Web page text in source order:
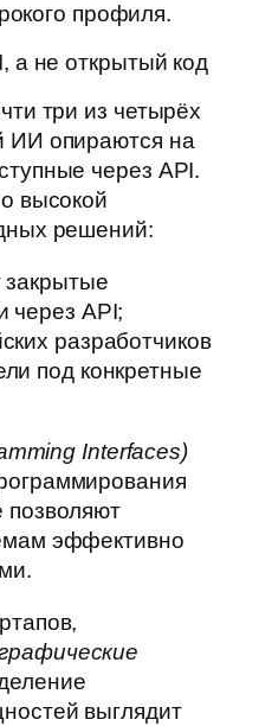
профиля.
а не открытый код
три из четырёх
ИИ опираются на
через API.
высокой
решений:
закрытые
через API;
разработчиков
под конкретные
Interfaces)
позволяют
эффективно
выглядит